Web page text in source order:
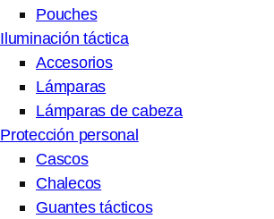
Pouches
Iluminación táctica
Accesorios
Lámparas
Lámparas de cabeza
Protección personal
Cascos
Chalecos
Guantes tácticos